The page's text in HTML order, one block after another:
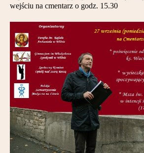
Partnerzy
Kontakt
wejściu na cmentarz o godz. 15.30